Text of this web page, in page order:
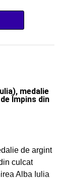
medalie
Împins din
de argint
culcat
Alba Iulia